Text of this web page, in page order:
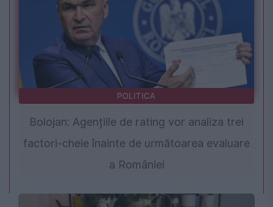
POLITICA
Bolojan: Agențiile de rating vor analiza trei
factori-cheie înainte de următoarea evaluare
a României